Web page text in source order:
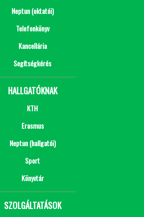
Neptun (oktatói)
Telefonkönyv
Kancellária
Segítségkérés
HALLGATÓKNAK
KTH
Erasmus
Neptun (hallgatói)
Sport
Könyvtár
SZOLGÁLTATÁSOK